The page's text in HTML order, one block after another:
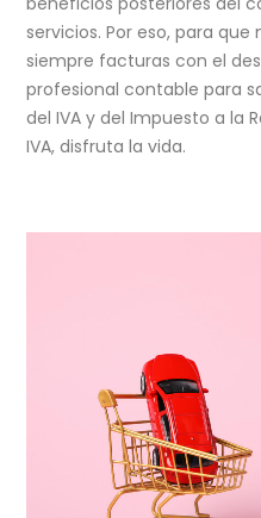
servicios. Por eso, para que
siempre facturas con el
profesional contable para
del IVA y del Impuesto a la
IVA, disfruta la vida.